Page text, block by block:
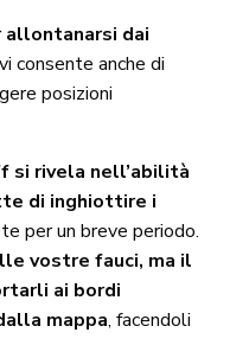
dai
consente anche di
posizioni
si rivela nell’abilità
di inghiottire i
per un breve periodo.
vostre fauci, ma il
ai bordi
mappa, facendoli